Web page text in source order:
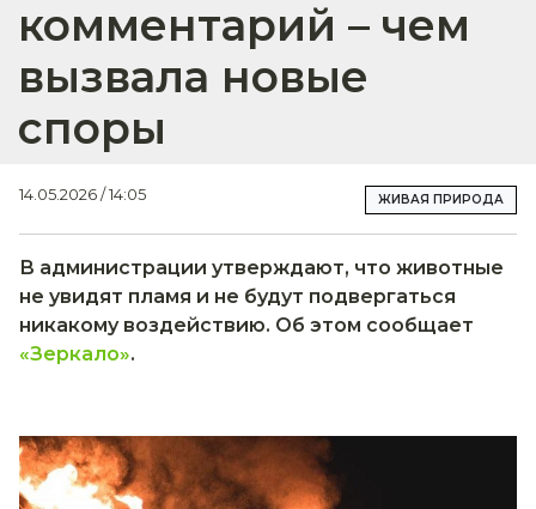
комментарий – чем
вызвала новые
споры
14.05.2026 / 14:05 ЖИВАЯ ПРИРОДА
В администрации утверждают, что животные
не увидят пламя и не будут подвергаться
никакому воздействию. Об этом сообщает
«Зеркало».